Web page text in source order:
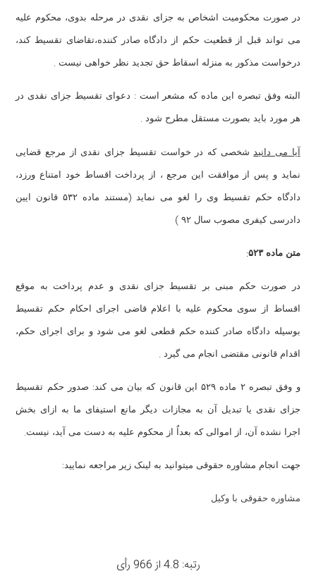
در صورت محکومیت اشخاص به جزای نقدی در مرحله بدوی، محکوم علیه
می تواند قبل از قطعیت حکم از دادگاه صادر کننده،تقاضای تقسیط کند،
درخواست مذکور به منزله اسقاط حق تجدید نظر خواهی نیست .
البته وفق تبصره این ماده که مشعر است : دعوای تقسیط جزای نقدی در
هر مورد باید بصورت مستقل مطرح شود .
آیا می دانید شخصی که در خواست تقسیط جزای نقدی از مرجع قضایی
نماید و پس از موافقت این مرجع ، از پرداخت اقساط خود امتناع ورزد،
دادگاه حکم تقسیط وی را لغو می نماید ( مستند ماده ۵۳۲ قانون ایین
دادرسی کیفری مصوب سال ۹۲ )
متن ماده ۵۲۳ :
در صورت حکم مبنی بر تقسیط جزای نقدی و عدم پرداخت به موقع
اقساط از سوی محکوم علیه با اعلام قاضی اجرای احکام حکم تقسیط
بوسیله دادگاه صادر کننده حکم قطعی لغو می شود و برای اجرای حکم،
اقدام قانونی مقتضی انجام می گیرد .
و وفق تبصره ۲ ماده ۵۲۹ این قانون که بیان می کند : صدور حکم تقسیط
جزای نقدی یا تبدیل آن به مجازات دیگر مانع استیفای ما به ازای بخش
اجرا نشده آن، از اموالی که بعداٌ از محکوم علیه به دست می آید، نیست.
جهت انجام مشاوره حقوقی میتوانید به لینک زیر مراجعه نمایید:
مشاوره حقوقی با وکیل
رتبه: 4.8 از 966 رأی